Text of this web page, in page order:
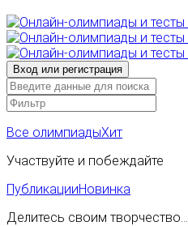
Все олимпиадыХит
Участвуйте и побеждайте
ПубликацииНовинка
Делитесь своим творчество...